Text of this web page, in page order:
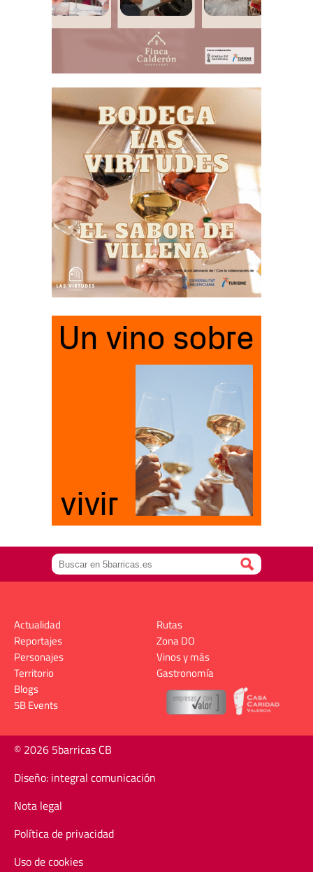
Actualidad
Reportajes
Personajes
Territorio
Rutas
Zona DO
Vinos y más
Gastronomía
Blogs
5B Events
© 2026 5barricas CB
Diseño: integral comunicación
Nota legal
Política de privacidad
Uso de cookies